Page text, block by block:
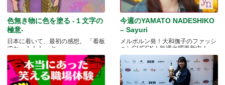
色無き物に色を塗る -１文字の
極意-
日本に着いて、最初の感想。 「看板
でかっ！！！」 と.....
今週のYAMATO NADESHIKO
– Sayuri
メルボルン発！大和撫子のファッシ
ョンCHECK！毎週水曜更新中！